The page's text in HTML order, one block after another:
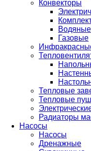
Конвекторы
Водяные
Газовые
Тепловые
Тепловые
Радиаторы
Насосы
Насосы
Дренажные